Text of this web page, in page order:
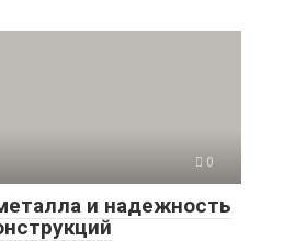
0
и надежность